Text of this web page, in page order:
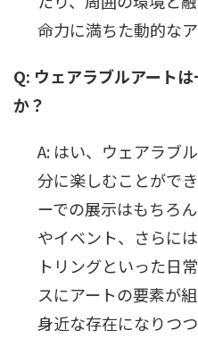
命力に満ちた動的な
Q: ウェアラブルアート
か？
A: はい、ウェアラブ
分に楽しむことがで
ーでの展示はもちろ
やイベント、さらに
トリングといった日
スにアートの要素が
身近な存在になりつつ